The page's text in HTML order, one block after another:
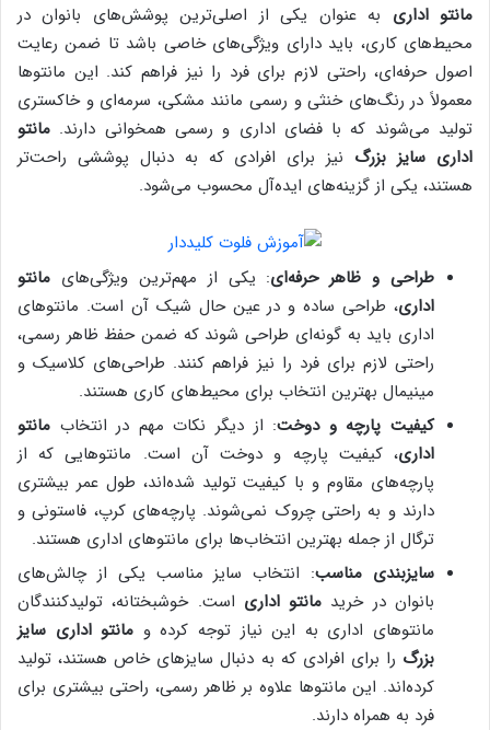
مانتو اداری به عنوان یکی از اصلی‌ترین پوشش‌های بانوان در
محیط‌های کاری، باید دارای ویژگی‌های خاصی باشد تا ضمن رعایت
اصول حرفه‌ای، راحتی لازم برای فرد را نیز فراهم کند. این مانتوها
معمولاً در رنگ‌های خنثی و رسمی مانند مشکی، سرمه‌ای و خاکستری
تولید می‌شوند که با فضای اداری و رسمی همخوانی دارند. مانتو
اداری سایز بزرگ نیز برای افرادی که به دنبال پوششی راحت‌تر
هستند، یکی از گزینه‌های ایده‌آل محسوب می‌شود.
طراحی و ظاهر حرفه‌ای: یکی از مهم‌ترین ویژگی‌های مانتو
اداری، طراحی ساده و در عین حال شیک آن است. مانتوهای
اداری باید به گونه‌ای طراحی شوند که ضمن حفظ ظاهر رسمی،
راحتی لازم برای فرد را نیز فراهم کنند. طراحی‌های کلاسیک و
مینیمال بهترین انتخاب برای محیط‌های کاری هستند.
کیفیت پارچه و دوخت: از دیگر نکات مهم در انتخاب مانتو
اداری، کیفیت پارچه و دوخت آن است. مانتوهایی که از
پارچه‌های مقاوم و با کیفیت تولید شده‌اند، طول عمر بیشتری
دارند و به راحتی چروک نمی‌شوند. پارچه‌های کرپ، فاستونی و
ترگال از جمله بهترین انتخاب‌ها برای مانتوهای اداری هستند.
سایزبندی مناسب: انتخاب سایز مناسب یکی از چالش‌های
بانوان در خرید مانتو اداری است. خوشبختانه، تولیدکنندگان
مانتوهای اداری به این نیاز توجه کرده و مانتو اداری سایز
بزرگ را برای افرادی که به دنبال سایزهای خاص هستند، تولید
کرده‌اند. این مانتوها علاوه بر ظاهر رسمی، راحتی بیشتری برای
فرد به همراه دارند.